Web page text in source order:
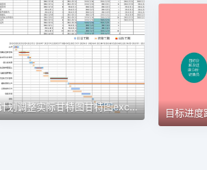
计划调整实际甘特图甘特图excel模板